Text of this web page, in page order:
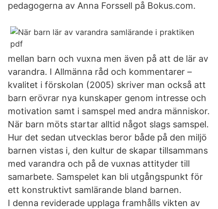
pedagogerna av Anna Forssell på Bokus.com.
mellan barn och vuxna men även på att de lär av
varandra. I Allmänna råd och kommentarer –
kvalitet i förskolan (2005) skriver man också att
barn erövrar nya kunskaper genom intresse och
motivation samt i samspel med andra människor.
När barn möts startar alltid något slags samspel.
Hur det sedan utvecklas beror både på den miljö
barnen vistas i, den kultur de skapar tillsammans
med varandra och på de vuxnas attityder till
samarbete. Samspelet kan bli utgångspunkt för
ett konstruktivt samlärande bland barnen.
I denna reviderade upplaga framhålls vikten av